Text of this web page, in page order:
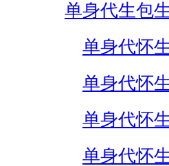
单身代生包
单身代怀
单身代怀
单身代怀
单身代怀